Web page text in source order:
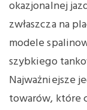
okazjonalnej
zwłaszcza na
modele
szybkiego
Najważniejsze
towarów, które